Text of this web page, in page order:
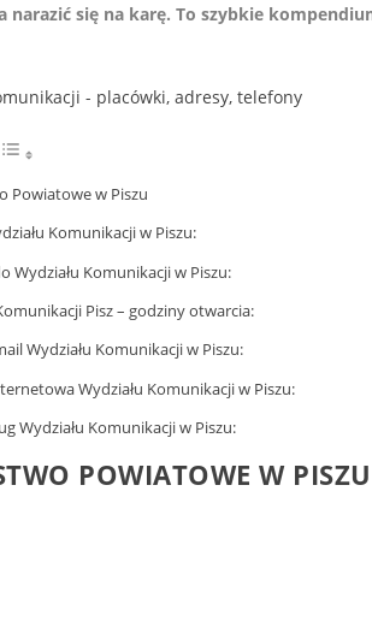
narazić się na karę. To szybkie
Powiatowe w Piszu
Komunikacji w Piszu:
Wydziału Komunikacji w Piszu:
Pisz – godziny otwarcia:
Wydziału Komunikacji w Piszu:
Wydziału Komunikacji w Piszu:
Wydziału Komunikacji w Piszu:
POWIATOWE W PISZU